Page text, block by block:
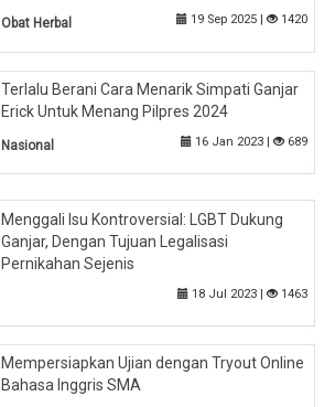
Obat Herbal 19 Sep 2025 | 1420
Terlalu Berani Cara Menarik Simpati Ganjar
Erick Untuk Menang Pilpres 2024
Nasional 16 Jan 2023 | 689
Menggali Isu Kontroversial: LGBT Dukung
Ganjar, Dengan Tujuan Legalisasi
Pernikahan Sejenis
18 Jul 2023 | 1463
Mempersiapkan Ujian dengan Tryout Online
Bahasa Inggris SMA